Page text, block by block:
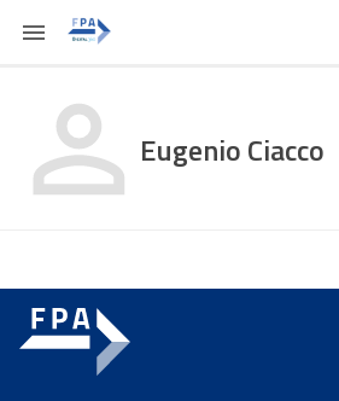
Eugenio Ciacco